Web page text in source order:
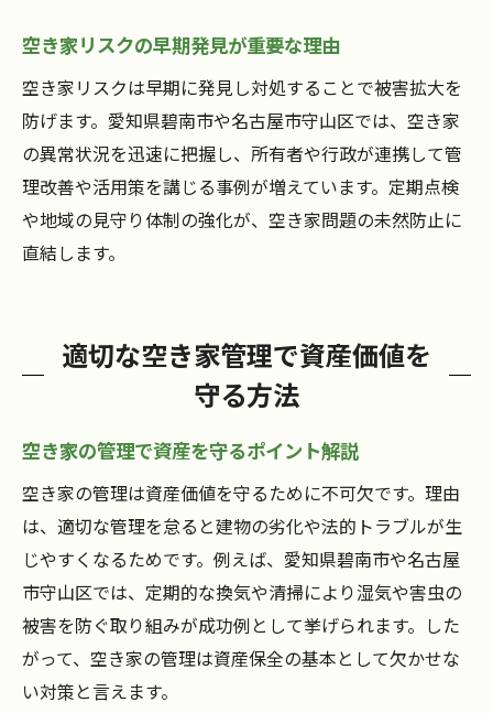
空き家管理でよくある失敗と回避策
空き家運用のリスクを抑えるポイント解説
安心して空き家を運用するための注意点
空き家の維持管理費を抑える工夫
専門家に学ぶ空き家運用の成功法則
空き家を安心して持つための最新情報まとめ
空き家に関する相談窓口とサポート体制
空き家保有で押さえておきたい重要ポイン
空き家活用で豊かな地域社会を目指す方法
空き家リスクの早期発見が重要な理由
空き家リスクは早期に発見し対処することで被害拡大を
防げます。愛知県碧南市や名古屋市守山区では、空き家
の異常状況を迅速に把握し、所有者や行政が連携して管
理改善や活用策を講じる事例が増えています。定期点検
や地域の見守り体制の強化が、空き家問題の未然防止に
直結します。
適切な空き家管理で資産価値を
守る方法
空き家の管理で資産を守るポイント解説
空き家の管理は資産価値を守るために不可欠です。理由
は、適切な管理を怠ると建物の劣化や法的トラブルが生
じやすくなるためです。例えば、愛知県碧南市や名古屋
市守山区では、定期的な換気や清掃により湿気や害虫の
被害を防ぐ取り組みが成功例として挙げられます。した
がって、空き家の管理は資産保全の基本として欠かせな
い対策と言えます。